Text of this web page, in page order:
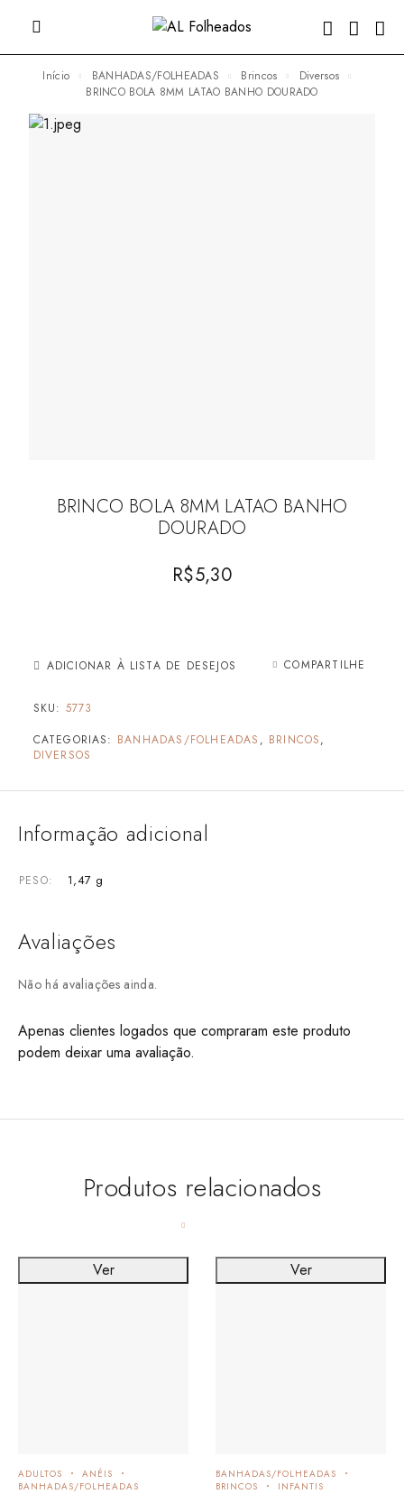
Início BANHADAS/FOLHEADAS Brincos
Diversos
BRINCO BOLA 8MM LATAO BANHO DOURADO
BRINCO BOLA 8MM LATAO BANHO
DOURADO
R$5,30
ADICIONAR À LISTA DE DESEJOS COMPARTILHE
SKU: 5773
CATEGORIAS: BANHADAS/FOLHEADAS , BRINCOS,
DIVERSOS
Informação adicional
PESO 1,47 g
Avaliações
Não há avaliações ainda.
Apenas clientes logados que compraram este produto
podem deixar uma avaliação.
Produtos relacionados
ADULTOS
ANÉIS
BANHADAS/FOLHEADAS
Ver
BANHADAS/FOLHEADAS
BRINCOS
INFANTIS
Ver